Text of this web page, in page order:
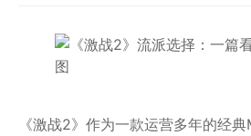
《激战2》作为一款运营多年的经